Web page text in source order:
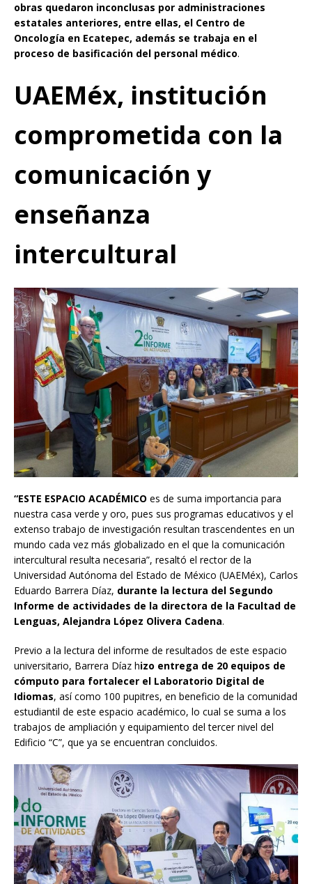
obras quedaron inconclusas por administraciones
estatales anteriores, entre ellas, el Centro de
Oncología en Ecatepec, además se trabaja en el
proceso de basificación del personal médico.
UAEMéx, institución
comprometida con la
comunicación y
enseñanza
intercultural
“ESTE ESPACIO ACADÉMICO es de suma importancia para
nuestra casa verde y oro, pues sus programas educativos y el
extenso trabajo de investigación resultan trascendentes en un
mundo cada vez más globalizado en el que la comunicación
intercultural resulta necesaria”, resaltó el rector de la
Universidad Autónoma del Estado de México (UAEMéx), Carlos
Eduardo Barrera Díaz, durante la lectura del Segundo
Informe de actividades de la directora de la Facultad de
Lenguas, Alejandra López Olivera Cadena.
Previo a la lectura del informe de resultados de este espacio
universitario, Barrera Díaz hizo entrega de 20 equipos de
cómputo para fortalecer el Laboratorio Digital de
Idiomas, así como 100 pupitres, en beneficio de la comunidad
estudiantil de este espacio académico, lo cual se suma a los
trabajos de ampliación y equipamiento del tercer nivel del
Edificio “C”, que ya se encuentran concluidos.